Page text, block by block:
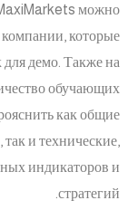
можно
которые
для демо. Также на
обучающих
как общие
и технические,
индикаторов и
стратегий.